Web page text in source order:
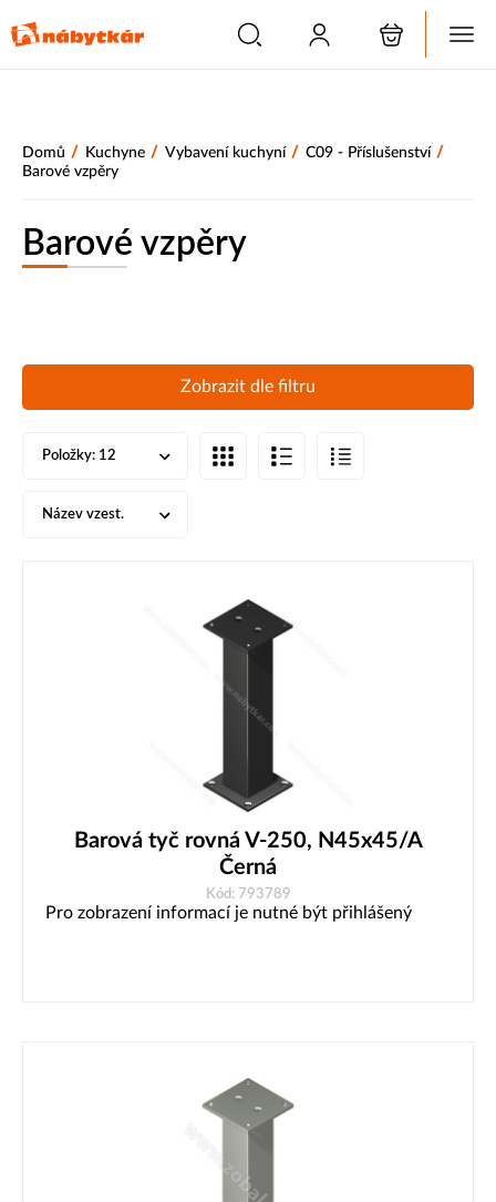
Domů / Kuchyne / Vybavení kuchyní / C09 - Příslušenství /
Barové vzpěry
Barové vzpěry
Zobrazit dle filtru
Položky: 12
Název vzest.
Barová tyč rovná V-250, N45x45/A
Černá
Kód: 793789
Pro zobrazení informací je nutné být přihlášený